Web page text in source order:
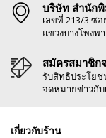
บริษัท สำนักพิ
เลขที่ 213/3 ซ
แขวงบางโพงพ
สมัครสมาชิก
รับสิทธิประโย
จดหมายข่าวกับ
เกี่ยวกับร้าน